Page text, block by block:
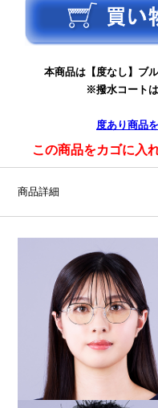
本商品は【度なし】ブ
※撥水コートは
度あり商品
この商品をカゴに入
商品詳細